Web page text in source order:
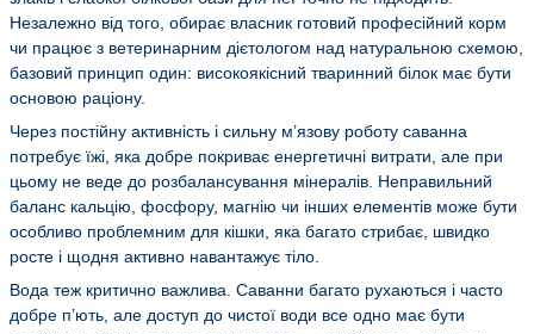
Незалежно від того, обирає власник готовий професійний корм
чи працює з ветеринарним дієтологом над натуральною схемою,
базовий принцип один: високоякісний тваринний білок має бути
основою раціону.
Через постійну активність і сильну м’язову роботу саванна
потребує їжі, яка добре покриває енергетичні витрати, але при
цьому не веде до розбалансування мінералів. Неправильний
баланс кальцію, фосфору, магнію чи інших елементів може бути
особливо проблемним для кішки, яка багато стрибає, швидко
росте і щодня активно навантажує тіло.
Вода теж критично важлива. Саванни багато рухаються і часто
добре п’ють, але доступ до чистої води все одно має бути